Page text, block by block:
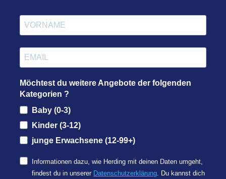
Möchtest du weitere Angebote der folgenden
Kategorien ?
Baby (0-3)
Kinder (3-12)
junge Erwachsene (12-99+)
Informationen dazu, wie Herding mit deinen Daten umgeht,
findest du in unserer Datenschutzerklärung . Du kannst dich